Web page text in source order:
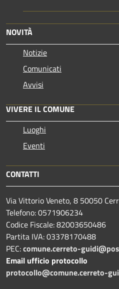
NOVITÀ
Notizie
Comunicati
Avvisi
VIVERE IL COMUNE
Luoghi
Eventi
CONTATTI
Via Vittorio Veneto, 8 50050
Telefono: 0571906234
Codice Fiscale: 82003650486
Partita IVA: 03378170488
PEC:comune.cerreto-
Email ufficio protocollo
protocollo@comune.cerreto-